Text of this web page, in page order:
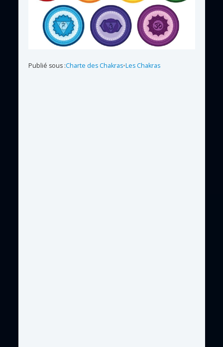
Publié sous :Charte des Chakras•Les Chakras